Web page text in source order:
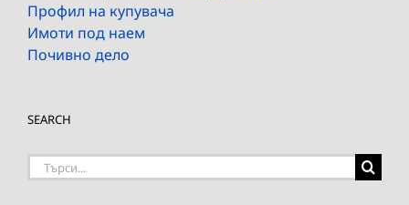
Профил на купувача
Имоти под наем
Почивно дело
SEARCH
Търсене